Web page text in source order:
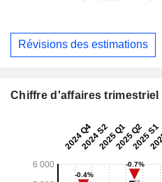
Révisions des estimations
Chiffre d'affaires trimestriel